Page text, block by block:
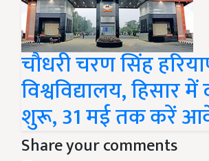
चौधरी चरण सिंह
विश्वविद्यालय, हिसार
शुरू, 31 मई तक करें
Share your comments